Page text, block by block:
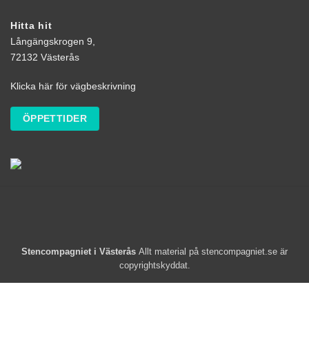
Hitta hit
Långängskrogen 9,
72132 Västerås
Klicka här för vägbeskrivning
ÖPPETTIDER
Stencompagniet i Västerås Allt material på stencompagniet.se är
copyrightskyddat.